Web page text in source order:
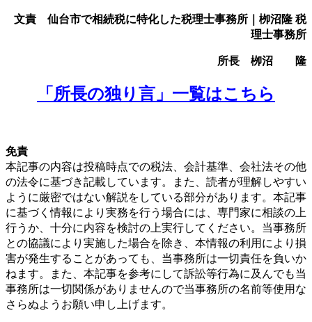
文責 仙台市で相続税に特化した税理士事務所｜栁沼隆 税
理士事務所
所長 栁沼 隆
「所長の独り言」一覧はこちら
免責
本記事の内容は投稿時点での税法、会計基準、会社法その他
の法令に基づき記載しています。また、読者が理解しやすい
ように厳密ではない解説をしている部分があります。本記事
に基づく情報により実務を行う場合には、専門家に相談の上
行うか、十分に内容を検討の上実行してください。当事務所
との協議により実施した場合を除き、本情報の利用により損
害が発生することがあっても、当事務所は一切責任を負いか
ねます。また、本記事を参考にして訴訟等行為に及んでも当
事務所は一切関係がありませんので当事務所の名前等使用な
さらぬようお願い申し上げます。